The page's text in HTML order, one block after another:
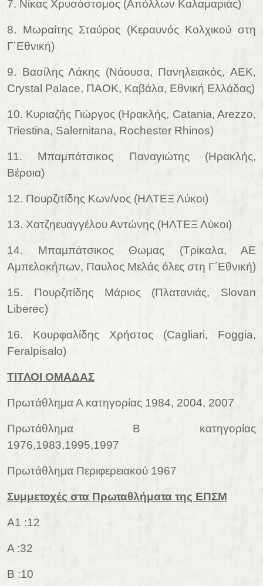
7. Νίκας Χρυσόστομος (Απόλλων Καλαμαριάς)
8. Μωραίτης Σταύρος (Κεραυνός Κολχικού στη
Γ΄Εθνική)
9. Βασίλης Λάκης (Νάουσα, Πανηλειακός, ΑΕΚ,
Crystal Palace, ΠΑΟΚ, Καβάλα, Εθνική Ελλάδας)
10. Κυριαζής Γιώργος (Ηρακλής, Catania, Arezzo,
Triestina, Salernitana, Rochester Rhinos)
11. Μπαμπάτσικος Παναγιώτης (Ηρακλής,
Βέροια)
12. Πουρζιτίδης Κων/νος (ΗΛΤΕΞ Λύκοι)
13. Χατζηευαγγέλου Αντώνης (ΗΛΤΕΞ Λύκοι)
14. Μπαμπάτσικος Θωμας (Τρίκαλα, ΑΕ
Αμπελοκήπων, Παυλος Μελάς όλες στη Γ΄Εθνική)
15. Πουρζιτίδης Μάριος (Πλατανιάς, Slovan
Liberec)
16. Κουρφαλίδης Χρήστος (Cagliari, Foggia,
Feralpisalo)
ΤΙΤΛΟΙ ΟΜΑΔΑΣ
Πρωτάθλημα Α κατηγορίας 1984, 2004, 2007
Πρωτάθλημα Β κατηγορίας
1976,1983,1995,1997
Πρωτάθλημα Περιφερειακού 1967
Συμμετοχές στα Πρωταθλήματα της ΕΠΣΜ
Α1 :12
Α :32
Β :10